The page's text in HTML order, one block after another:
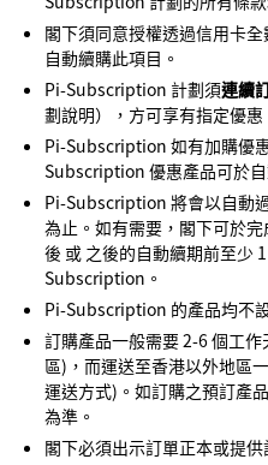
閣下須同意授權透過信用卡
自動續購此項目。
Pi-Subscription 計劃須連續
劃說明），方可享有指定優惠
Pi-Subscription 如有加購優
Subscription 優惠產品可於
Pi-Subscription 將會以自動
為止。如有需要，閣下可於
後 或 之後的自動續期前至少
Subscription。
Pi-Subscription 的產品均不
訂購產品一般需要 2-6 個工
區)，而運送至香港以外地區
運送方式)。如訂購之預訂產
為準。
閣下必須出示訂單正本或提